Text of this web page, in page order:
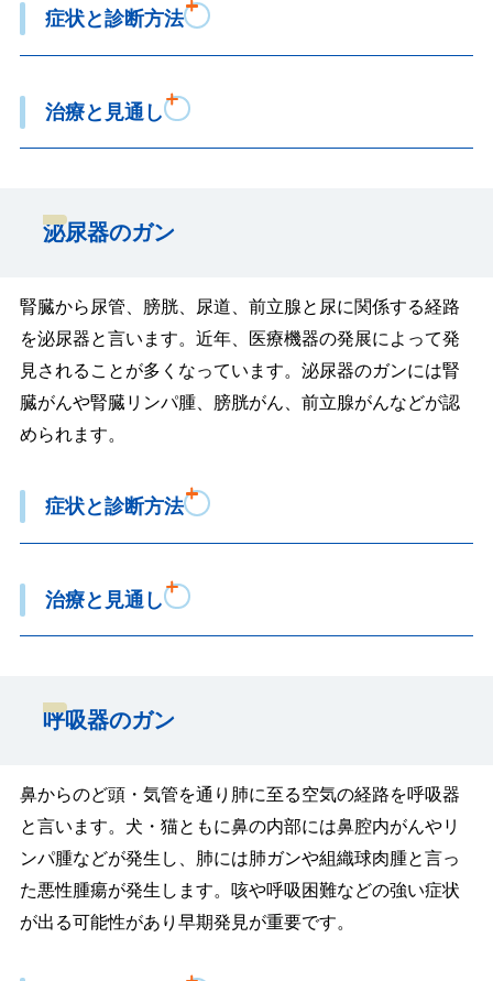
症状と診断方法
治療と見通し
泌尿器のガン
腎臓から尿管、膀胱、尿道、前立腺と尿に関係する経路
を泌尿器と言います。近年、医療機器の発展によって発
見されることが多くなっています。泌尿器のガンには腎
臓がんや腎臓リンパ腫、膀胱がん、前立腺がんなどが認
められます。
症状と診断方法
治療と見通し
呼吸器のガン
鼻からのど頭・気管を通り肺に至る空気の経路を呼吸器
と言います。犬・猫ともに鼻の内部には鼻腔内がんやリ
ンパ腫などが発生し、肺には肺ガンや組織球肉腫と言っ
た悪性腫瘍が発生します。咳や呼吸困難などの強い症状
が出る可能性があり早期発見が重要です。